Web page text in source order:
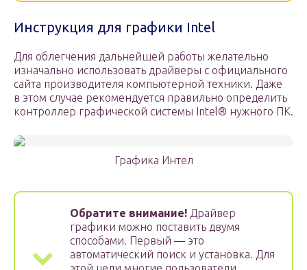
Инструкция для графики Intel
Для облегчения дальнейшей работы желательно
изначально использовать драйверы с официального
сайта производителя компьютерной техники. Даже
в этом случае рекомендуется правильно определить
контроллер графической системы Intel® нужного ПК.
Графика Интел
Обратите внимание! Драйвер
графики можно поставить двумя
способами. Первый — это
автоматический поиск и установка. Для